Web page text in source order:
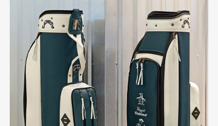
Contact
Pen Meet
Pen international Pen tw